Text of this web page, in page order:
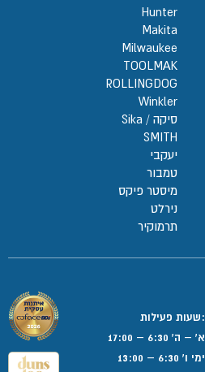
Hunter
Makita
Milwaukee
TOOLMAK
ROLLINGDOG
Winkler
סיקה / Sika
SMITH
יעקבי
טמבור
מיסטר פיקס
נירלט
תרמוקיר
:שעות פעילות
א' – ה' 6:30 – 17:00
ימי ו' 6:30 – 13:00